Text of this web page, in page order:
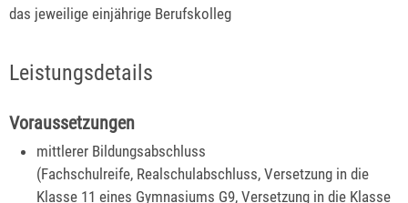
das jeweilige einjährige Berufskolleg
Leistungsdetails
Voraussetzungen
mittlerer Bildungsabschluss
(Fachschulreife, Realschulabschluss, Versetzung in die
Klasse 11 eines Gymnasiums G9, Versetzung in die Klasse